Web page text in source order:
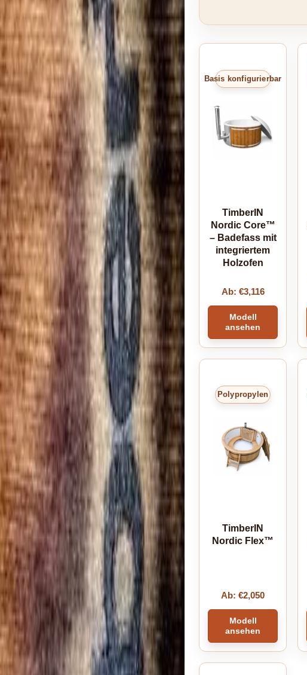
Basis konfigurierbar
TimberIN
Nordic Core™
– Badefass mit
integriertem
Holzofen
Ab: €3,116
Modell
ansehen
Polypropylen
TimberIN
Nordic Flex™
Ab:€2,050
Modell
ansehen